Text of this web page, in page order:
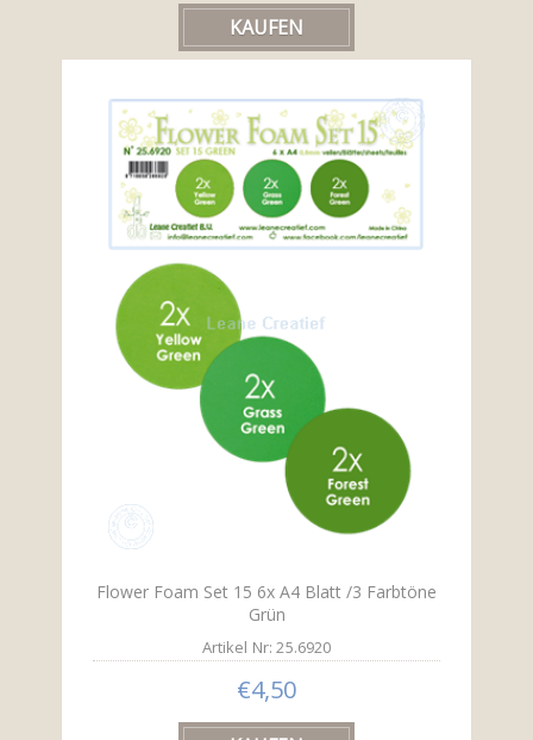
Flower Foam Set 15 6x A4 Blatt /3 Farbtöne
Grün
Artikel Nr: 25.6920
€4,50